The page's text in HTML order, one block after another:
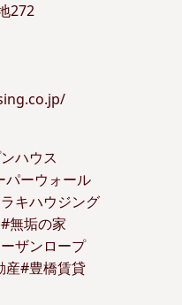
272
ハウス
パーウォール
キハウジング
無垢の家
ザンロープ
産#豊橋賃貸